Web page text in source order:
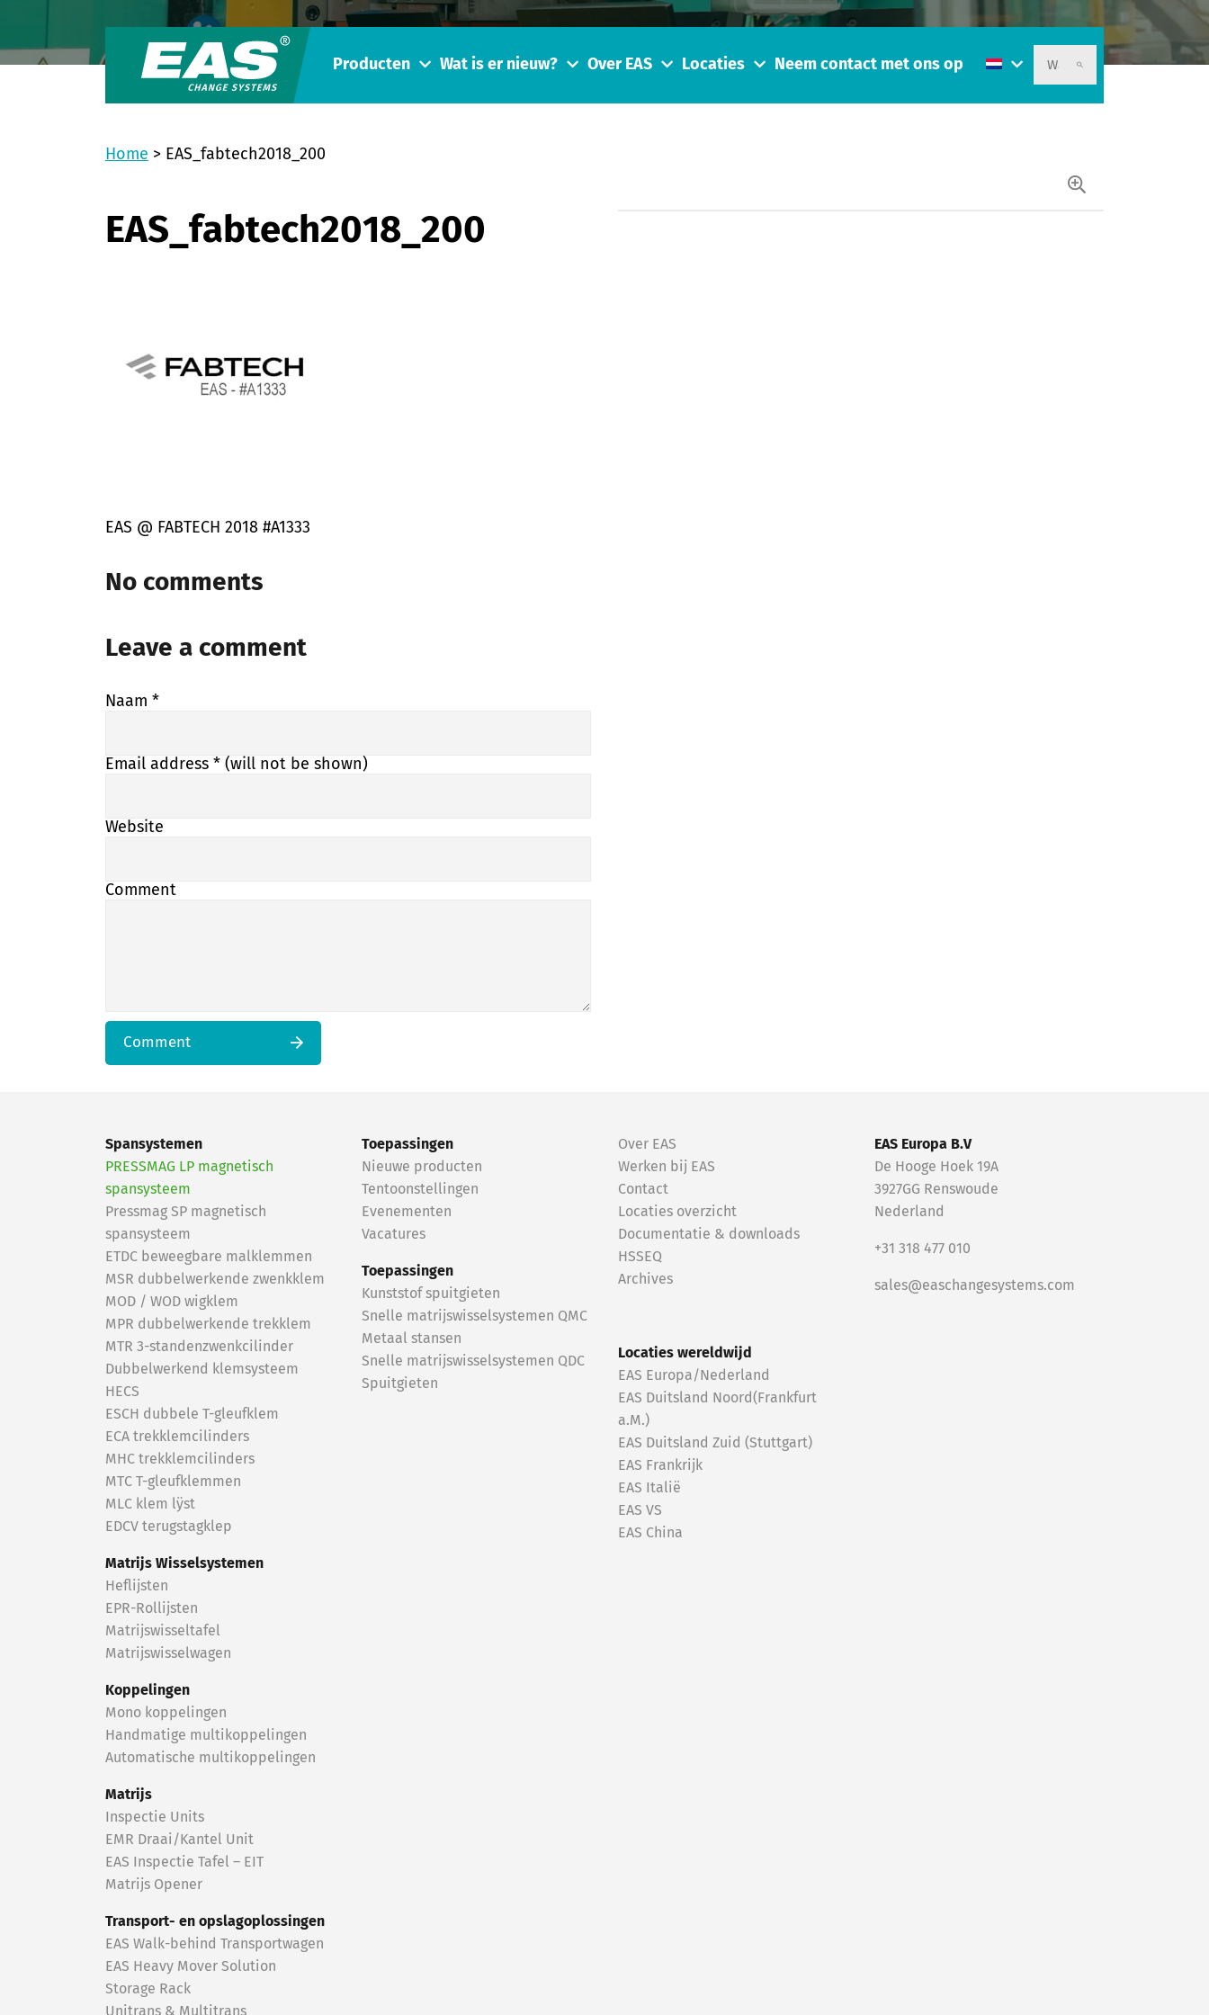
Producten Wat is er nieuw? Over EAS Locaties Neem contact met ons op
Home > EAS_fabtech2018_200
EAS_fabtech2018_200
EAS @ FABTECH 2018 #A1333
No comments
Leave a comment
Naam *
Email address * (will not be shown)
Website
Comment
Comment
Spansystemen
PRESSMAG LP magnetisch
spansysteem
Pressmag SP magnetisch
spansysteem
ETDC beweegbare malklemmen
MSR dubbelwerkende zwenkklem
MOD / WOD wigklem
MPR dubbelwerkende trekklem
MTR 3-standenzwenkcilinder
Dubbelwerkend klemsysteem
HECS
ESCH dubbele T-gleufklem
ECA trekklemcilinders
MHC trekklemcilinders
MTC T-gleufklemmen
MLC klem lÿst
EDCV terugstagklep
Matrijs Wisselsystemen
Heflijsten
EPR-Rollijsten
Matrijswisseltafel
Matrijswisselwagen
Koppelingen
Mono koppelingen
Handmatige multikoppelingen
Automatische multikoppelingen
Matrijs
Inspectie Units
EMR Draai/Kantel Unit
EAS Inspectie Tafel – EIT
Matrijs Opener
Transport- en opslagoplossingen
EAS Walk-behind Transportwagen
EAS Heavy Mover Solution
Storage Rack
Unitrans & Multitrans
Toepassingen
Nieuwe producten
Tentoonstellingen
Evenementen
Vacatures
Toepassingen
Kunststof spuitgieten
Snelle matrijswisselsystemen QMC
Metaal stansen
Snelle matrijswisselsystemen QDC
Spuitgieten
Over EAS
Werken bij EAS
Contact
Locaties overzicht
Documentatie & downloads
HSSEQ
Archives
Locaties wereldwijd
EAS Europa/Nederland
EAS Duitsland Noord(Frankfurt
a.M.)
EAS Duitsland Zuid (Stuttgart)
EAS Frankrijk
EAS Italië
EAS VS
EAS China
EAS Europa B.V
De Hooge Hoek 19A
3927GG Renswoude
Nederland
+31 318 477 010
sales@easchangesystems.com